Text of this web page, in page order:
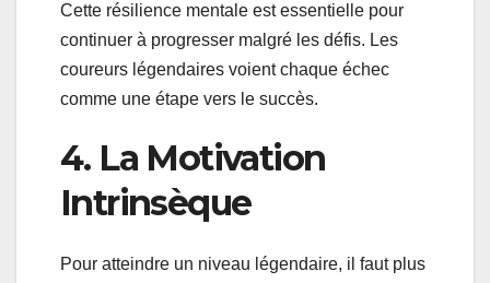
Cette résilience mentale est essentielle pour
continuer à progresser malgré les défis. Les
coureurs légendaires voient chaque échec
comme une étape vers le succès.
4. La Motivation
Intrinsèque
Pour atteindre un niveau légendaire, il faut plus